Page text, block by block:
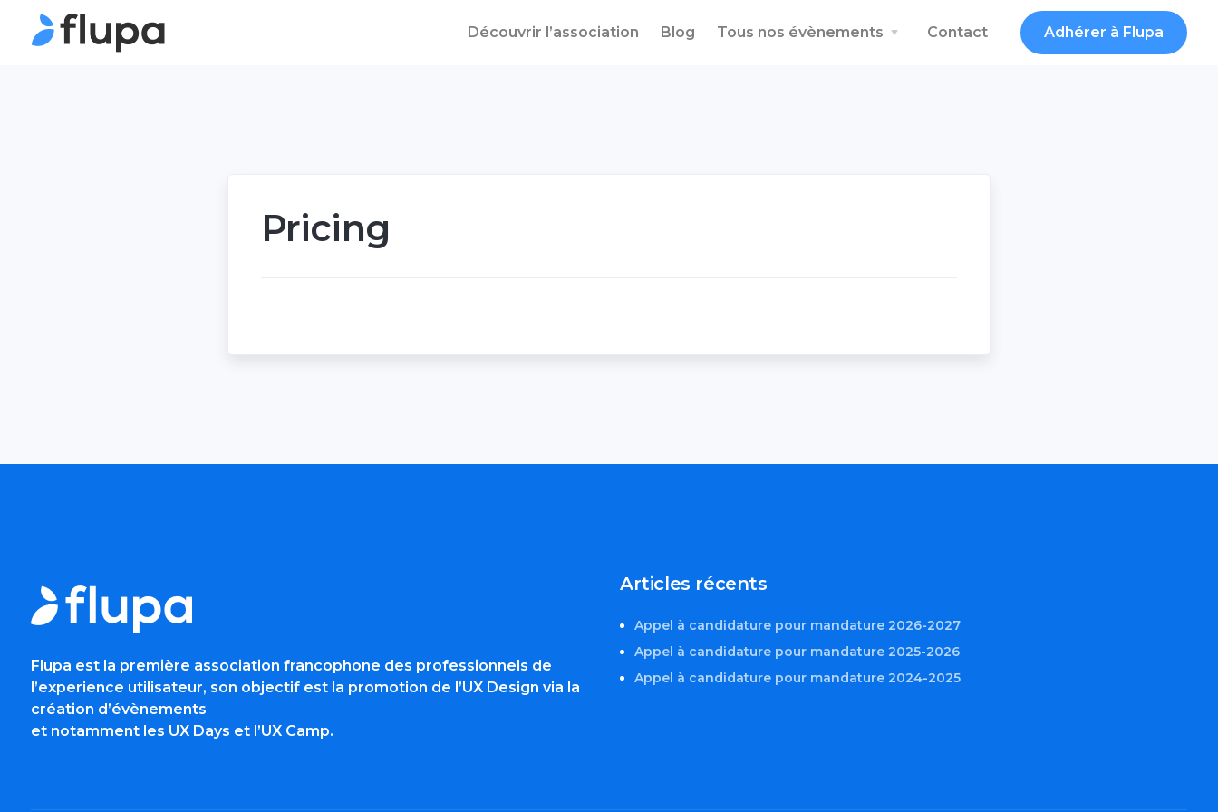
Adhérer à Flupa
Découvrir l’association Blog Tous nos évènements Contact
Pricing
Flupa est la première association francophone des professionnels de
l’experience utilisateur, son objectif est la promotion de l’UX Design via la
création d’évènements
et notamment les UX Days et l’UX Camp.
Articles récents
Appel à candidature pour mandature 2026-2027
Appel à candidature pour mandature 2025-2026
Appel à candidature pour mandature 2024-2025